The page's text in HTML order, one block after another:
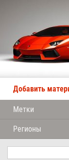
Добавить
Метки
Регионы